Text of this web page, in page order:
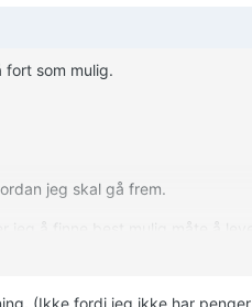
som mulig.
jeg skal gå frem.
å finne best mulig måte å leve